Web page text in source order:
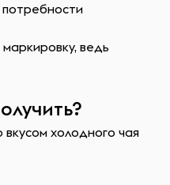
ведь
холодного чая